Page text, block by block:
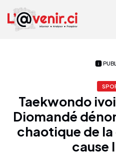
Taekwondo
Diomandé
chaotique de
cause